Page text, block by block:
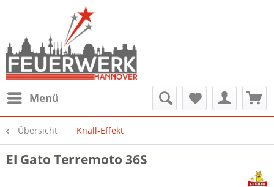
Menü
Übersicht Knall-Effekt
El Gato Terremoto 36S